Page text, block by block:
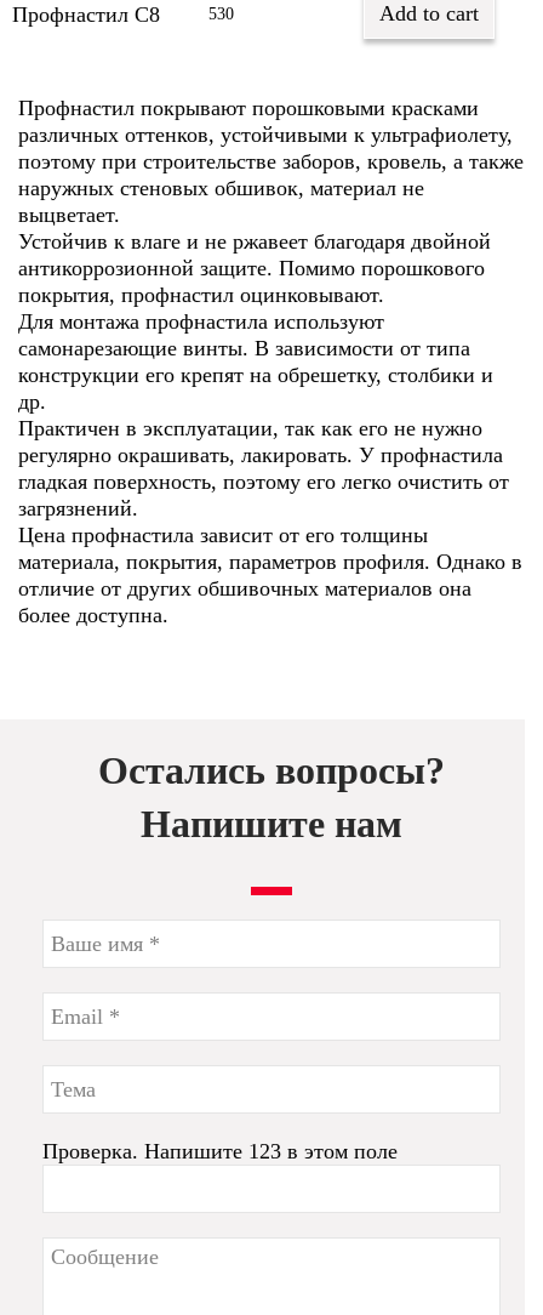
Профнастил С8 530 Add to cart
Профнастил покрывают порошковыми красками
различных оттенков, устойчивыми к ультрафиолету,
поэтому при строительстве заборов, кровель, а также
наружных стеновых обшивок, материал не
выцветает.
Устойчив к влаге и не ржавеет благодаря двойной
антикоррозионной защите. Помимо порошкового
покрытия, профнастил оцинковывают.
Для монтажа профнастила используют
самонарезающие винты. В зависимости от типа
конструкции его крепят на обрешетку, столбики и
др.
Практичен в эксплуатации, так как его не нужно
регулярно окрашивать, лакировать. У профнастила
гладкая поверхность, поэтому его легко очистить от
загрязнений.
Цена профнастила зависит от его толщины
материала, покрытия, параметров профиля. Однако в
отличие от других обшивочных материалов она
более доступна.
Остались вопросы?
Напишите нам
Проверка. Напишите 123 в этом поле